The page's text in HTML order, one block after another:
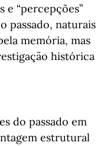
e “percepções”
passado, naturais
memória, mas
histórica
do passado em
estrutural